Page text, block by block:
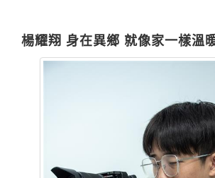
楊耀翔 身在異鄉 就像家一樣溫